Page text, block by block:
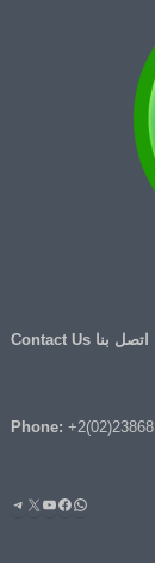
اتصل بنا Contact Us
Phone:
واتساب
فيسبوك
يوتيوب
إكس